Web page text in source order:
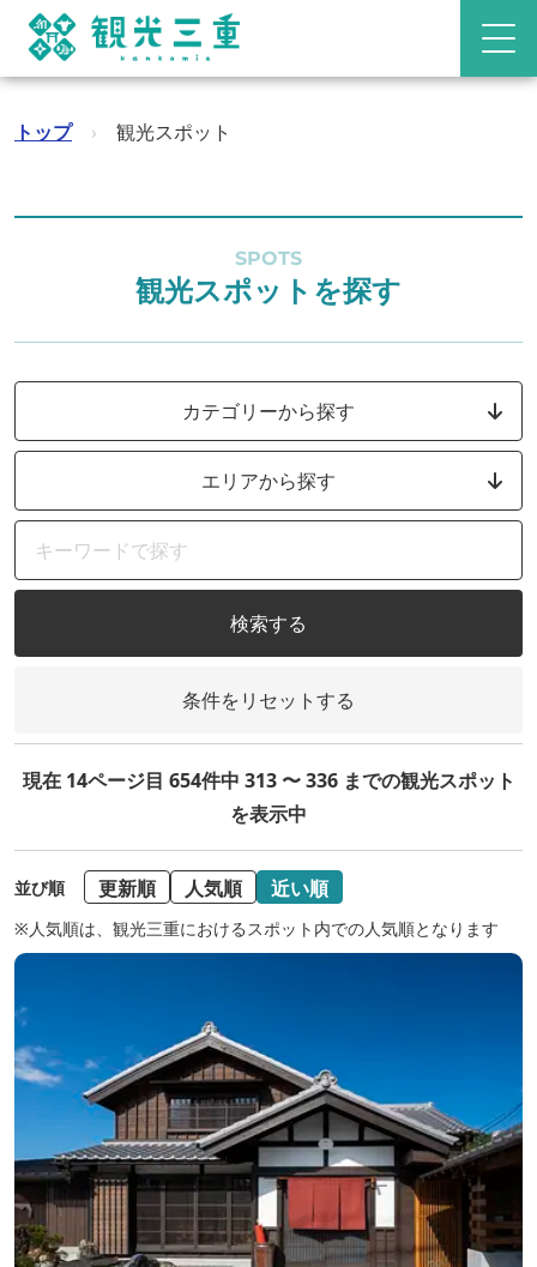
トップ › 観光スポット
SPOTS
観光スポットを探す
カテゴリーから探す
エリアから探す
検索する
条件をリセットする
現在 14ページ目 654件中 313 〜 336 までの観光スポット
を表示中
並び順 更新順 人気順 近い順
※人気順は、観光三重におけるスポット内での人気順となります